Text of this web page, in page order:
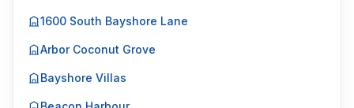
1600 South Bayshore Lane
Arbor Coconut Grove
Bayshore Villas